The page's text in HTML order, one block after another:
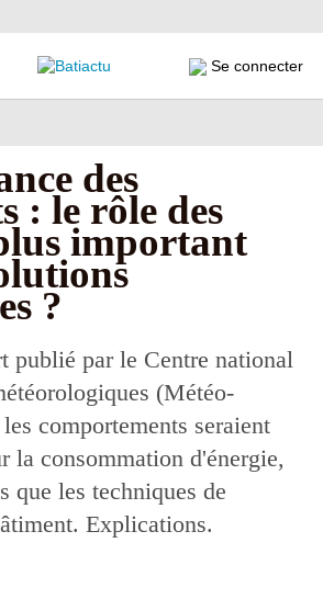
Se connecter
des
: le rôle des
important
?
publié par le Centre national
(Météo-
comportements seraient
la consommation d'énergie,
que les techniques de
Explications.